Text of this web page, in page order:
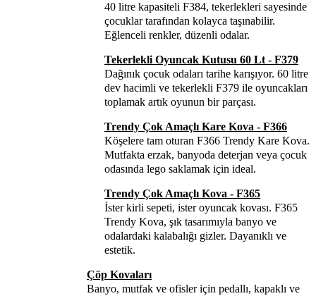
40 litre kapasiteli F384, tekerlekleri sayesinde
çocuklar tarafından kolayca taşınabilir.
Eğlenceli renkler, düzenli odalar.
Tekerlekli Oyuncak Kutusu 60 Lt - F379
Dağınık çocuk odaları tarihe karışıyor. 60 litre
dev hacimli ve tekerlekli F379 ile oyuncakları
toplamak artık oyunun bir parçası.
Trendy Çok Amaçlı Kare Kova - F366
Köşelere tam oturan F366 Trendy Kare Kova.
Mutfakta erzak, banyoda deterjan veya çocuk
odasında lego saklamak için ideal.
Trendy Çok Amaçlı Kova - F365
İster kirli sepeti, ister oyuncak kovası. F365
Trendy Kova, şık tasarımıyla banyo ve
odalardaki kalabalığı gizler. Dayanıklı ve
estetik.
Çöp Kovaları
Banyo, mutfak ve ofisler için pedallı, kapaklı ve